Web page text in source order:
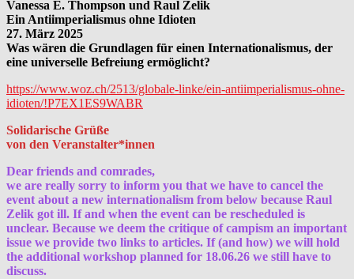
Vanessa E. Thompson und Raul Zelik
Ein Antiimperialismus ohne Idioten
27. März 2025
Was wären die Grundlagen für einen Internationalismus, der
eine universelle Befreiung ermöglicht?
https://www.woz.ch/2513/globale-linke/ein-antiimperialismus-ohne-
idioten/!P7EX1ES9WABR
Solidarische Grüße
von den Veranstalter*innen
Dear friends and comrades,
we are really sorry to inform you that we have to cancel the
event about a new internationalism from below because Raul
Zelik got ill. If and when the event can be rescheduled is
unclear. Because we deem the critique of campism an important
issue we provide two links to articles. If (and how) we will hold
the additional workshop planned for 18.06.26 we still have to
discuss.